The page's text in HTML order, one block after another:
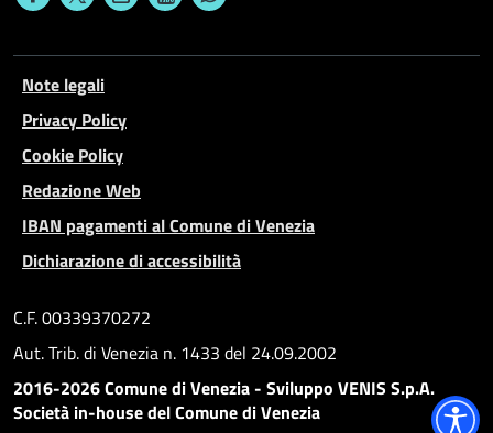
Note legali
Privacy Policy
Cookie Policy
Redazione Web
IBAN pagamenti al Comune di Venezia
Dichiarazione di accessibilità
C.F. 00339370272
Aut. Trib. di Venezia n. 1433 del 24.09.2002
2016-2026 Comune di Venezia - Sviluppo VENIS S.p.A.
Società in-house del Comune di Venezia